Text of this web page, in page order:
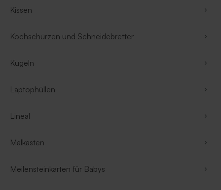
Kissen
Kochschürzen und Schneidebretter
Kugeln
Laptophüllen
Lineal
Malkasten
Meilensteinkarten für Babys